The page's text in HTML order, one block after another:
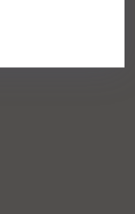
politolożka,
od kiedy pamięta, a w